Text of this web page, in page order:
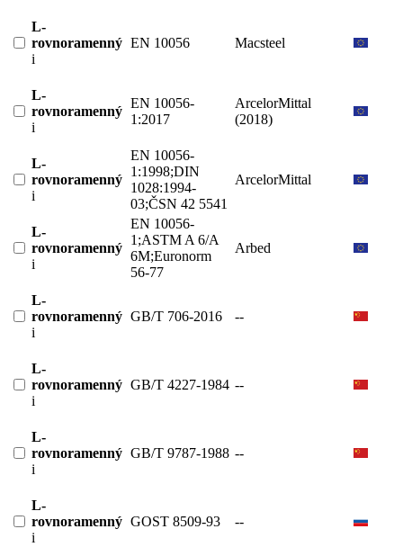
L-
rovnoramenný
i
EN 10056 Macsteel
L-
rovnoramenný
i
EN 10056-
1:2017
ArcelorMittal
(2018)
L-
rovnoramenný
i
EN 10056-
1:1998;DIN
1028:1994-
03;ČSN 42 5541
ArcelorMittal
L-
rovnoramenný
i
EN 10056-
1;ASTM A 6/A
6M;Euronorm
56-77
Arbed
L-
rovnoramenný
i
GB/T 706-2016 --
L-
rovnoramenný
i
GB/T 4227-1984 --
L-
rovnoramenný
i
GB/T 9787-1988 --
L-
rovnoramenný
i
GOST 8509-93 --